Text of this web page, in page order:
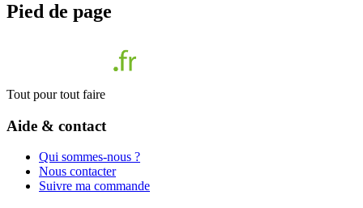
Pied de page
Tout pour tout faire
Aide & contact
Qui sommes-nous ?
Nous contacter
Suivre ma commande